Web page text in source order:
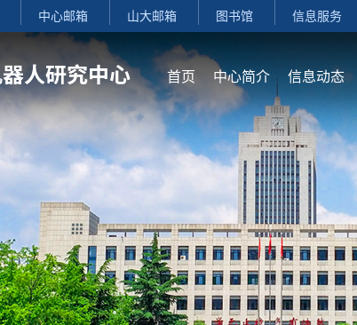
中心邮箱 山大邮箱 图书馆 信息服务
首页 中心简介 信息动态